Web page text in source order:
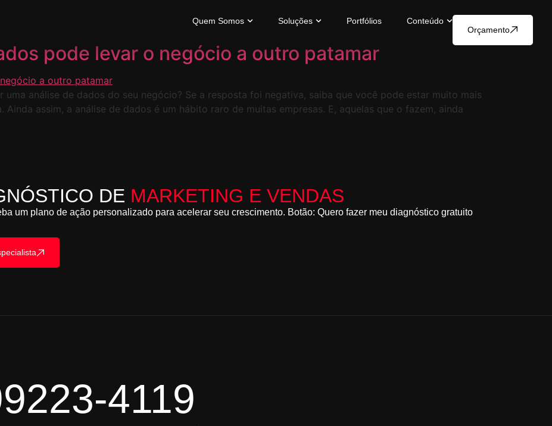
Quem Somos Soluções Portfólios
Conteúdo
Orçamento
pode levar o negócio a outro patamar
análise de dados do seu negócio? Se a resposta foi negativa, saiba que você pode estar muito mais
assim, a análise de dados é um hábito raro de muitas empresas. E, aquelas que o fazem, ainda
DE MARKETING E VENDAS
um plano de ação personalizado para acelerar seu crescimento. Botão: Quero fazer meu diagnóstico gratuito
4119